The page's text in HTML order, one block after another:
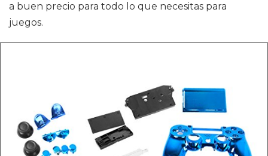
a buen precio para todo lo que necesitas para
juegos.